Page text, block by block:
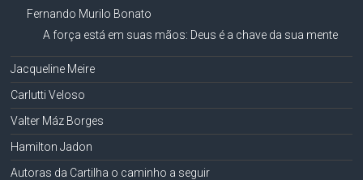
Fernando Murilo Bonato
A força está em suas mãos: Deus é a chave da sua mente
Jacqueline Meire
Carlutti Veloso
Valter Máz Borges
Hamilton Jadon
Autoras da Cartilha o caminho a seguir